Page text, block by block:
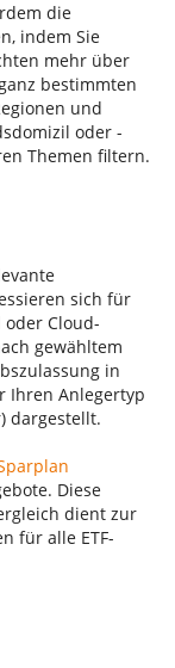
die
indem Sie
mehr über
bestimmten
und
oder -
Themen filtern.
sich für
Cloud-
gewähltem
in
Ihren Anlegertyp
dargestellt.
Diese
dient zur
für alle ETF-